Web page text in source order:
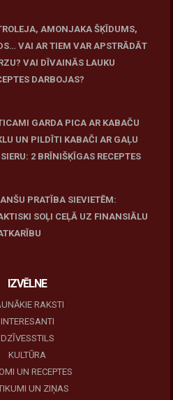
AMONJAKA ŠĶĪDUMS,
VAI AR TIEM VAR APSTRĀDĀT
VAI DĪVAINĀS LAUKU
DARBOJAS?
GARDA PICA AR KABAČU
UN PILDĪTI KABAČI AR GAĻU
2 BRĪNIŠĶĪGAS RECEPTES
PRATĪBA SIEVIETĒM:
SOĻI CEĻĀ UZ FINANSIĀLU
IZVĒLNE
RAKSTI
INTERESANTI
DZĪVESSTILS
KULTŪRA
UN RECEPTES
UN ZIŅAS